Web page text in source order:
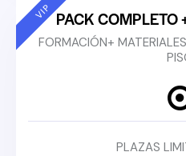
VIP PACK COMPLETO
FORMACIÓN+
PLAZAS